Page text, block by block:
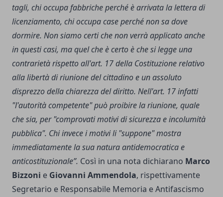
tagli, chi occupa fabbriche perché è arrivata la lettera di
licenziamento, chi occupa case perché non sa dove
dormire. Non siamo certi che non verrà applicato anche
in questi casi, ma quel che è certo è che si legge una
contrarietà rispetto all'art. 17 della Costituzione relativo
alla libertà di riunione del cittadino e un assoluto
disprezzo della chiarezza del diritto. Nell'art. 17 infatti
"l'autorità competente" può proibire la riunione, quale
che sia, per "comprovati motivi di sicurezza e incolumità
pubblica". Chi invece i motivi li "suppone" mostra
immediatamente la sua natura antidemocratica e
anticostituzionale”. Così in una nota dichiarano Marco
Bizzoni e Giovanni Ammendola, rispettivamente
Segretario e Responsabile Memoria e Antifascismo